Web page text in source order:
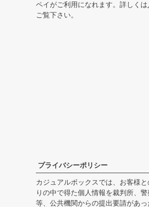
ペイがご利用になれます。詳しくは
ご覧下さい。
プライバシーポリシー
カジュアルボックスでは、お客様と
りの中で得た個人情報を裁判所、警
等、公共機関からの提出要請があっ